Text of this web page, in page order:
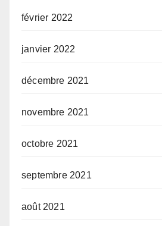
février 2022
janvier 2022
décembre 2021
novembre 2021
octobre 2021
septembre 2021
août 2021